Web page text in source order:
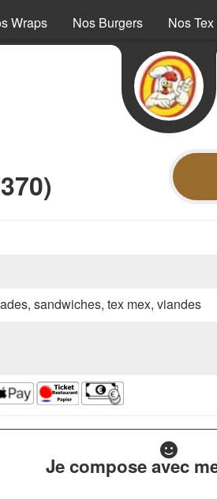
Wraps Nos Burgers Nos
sandwiches, tex mex, viandes
Je compose avec